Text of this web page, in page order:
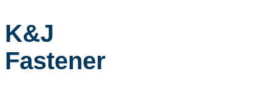
K&J
Fastener